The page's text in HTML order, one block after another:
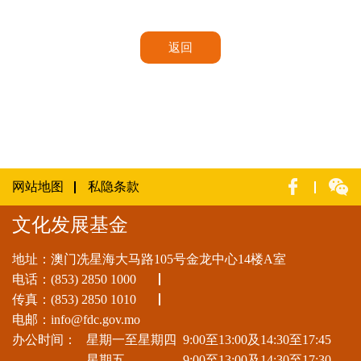
返回
网站地图 私隐条款
文化发展基金
地址：澳门冼星海大马路105号金龙中心14楼A室
电话： (853) 2850 1000
传真：(853) 2850 1010
电邮： info@fdc.gov.mo
办公时间： 星期一至星期四 9:00至13:00及14:30至17:45